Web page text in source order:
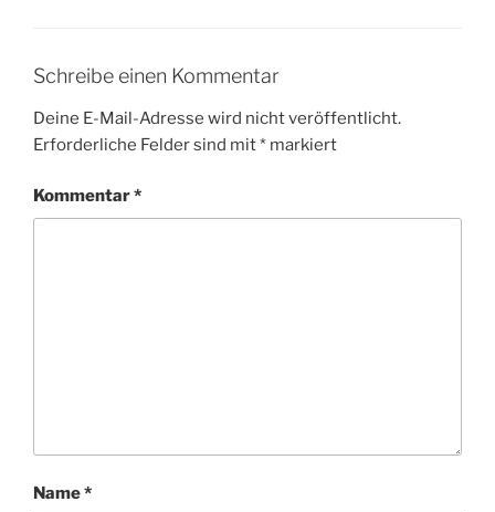
Schreibe einen Kommentar
Deine E-Mail-Adresse wird nicht veröffentlicht.
Erforderliche Felder sind mit* markiert
Kommentar*
Name*